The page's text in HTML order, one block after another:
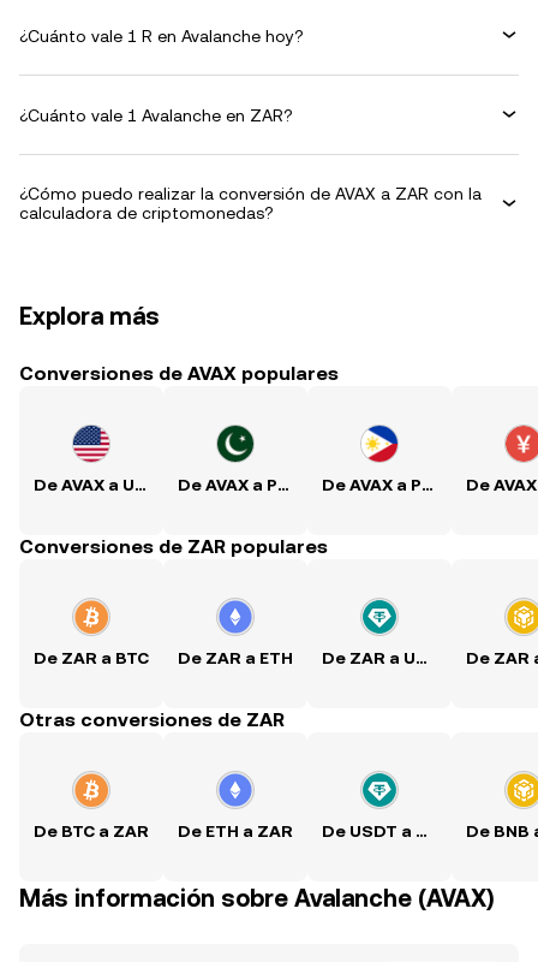
¿Cuánto vale 1 R en Avalanche hoy?
¿Cuánto vale 1 Avalanche en ZAR?
¿Cómo puedo realizar la conversión de AVAX a ZAR con la
calculadora de criptomonedas?
Explora más
Conversiones de AVAX populares
De AVAX a USD De AVAX a PKR De AVAX a PHP
Conversiones de ZAR populares
De ZAR a BTC De ZAR a ETH De ZAR a USDT
Otras conversiones de ZAR
De BTC a ZAR De ETH a ZAR De USDT a ZAR
Más información sobre Avalanche (AVAX)